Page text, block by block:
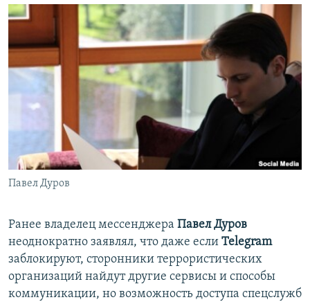
Павел Дуров
Ранее владелец мессенджера Павел Дуров
неоднократно заявлял, что даже если Telegram
заблокируют, сторонники террористических
организаций найдут другие сервисы и способы
коммуникации, но возможность доступа спецслужб